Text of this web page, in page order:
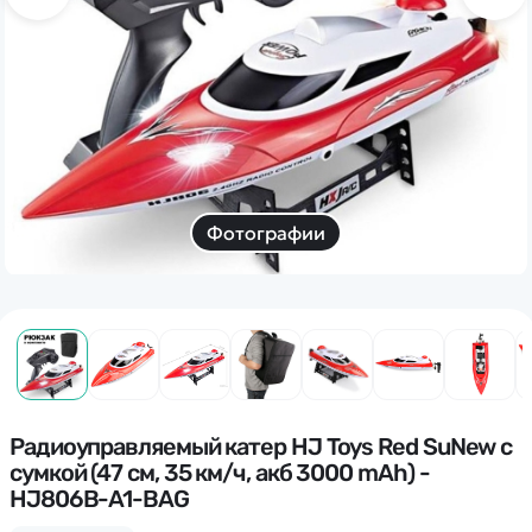
Фотографии
Радиоуправляемый катер HJ Toys Red SuNew с
сумкой (47 см, 35 км/ч, акб 3000 mAh) -
HJ806B-A1-BAG
Дополнительный способ связи
WhatsApp/Мобильный
Есть вопрос? Можем связаться с вами
Заказать звонок
Наши соцсети:
Каталог
Квадрокоптеры
Машинки
Танки
Информация
Оптовые продажи